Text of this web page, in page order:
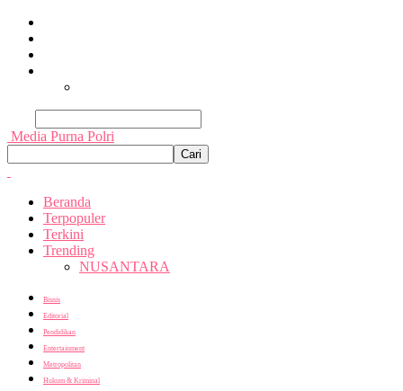
Media Purna Polri
Beranda
Terpopuler
Terkini
Trending
NUSANTARA
Bisnis
Editorial
Pendidikan
Entertainment
Metropolitan
Hukum & Kriminal